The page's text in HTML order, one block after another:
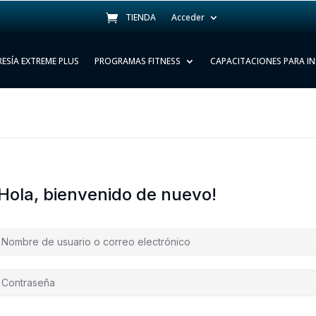
TIENDA Acceder
EXTREME PLUS PROGRAMAS FITNESS CAPACITACIONES PARA
bienvenido de nuevo!